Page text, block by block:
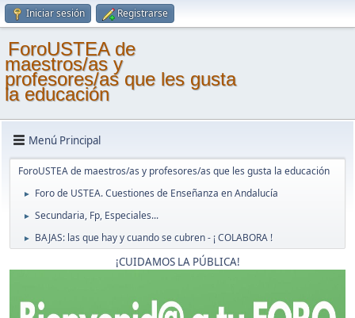
Iniciar sesión Registrarse
ForoUSTEA de
maestros/as y
profesores/as que les gusta
la educación
Menú Principal
ForoUSTEA de maestros/as y profesores/as que les gusta la educación
► Foro de USTEA. Cuestiones de Enseñanza en Andalucía
► Secundaria, Fp, Especiales...
► BAJAS: las que hay y cuando se cubren - ¡ COLABORA !
¡CUIDAMOS LA PÚBLICA!